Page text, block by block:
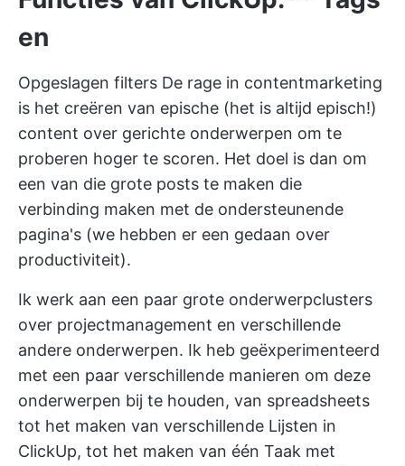
en
Opgeslagen filters De rage in contentmarketing
is het creëren van epische (het is altijd episch!)
content over gerichte onderwerpen om te
proberen hoger te scoren. Het doel is dan om
een van die grote posts te maken die
verbinding maken met de ondersteunende
pagina's (we hebben er een gedaan over
productiviteit).
Ik werk aan een paar grote onderwerpclusters
over projectmanagement en verschillende
andere onderwerpen. Ik heb geëxperimenteerd
met een paar verschillende manieren om deze
onderwerpen bij te houden, van spreadsheets
tot het maken van verschillende Lijsten in
ClickUp, tot het maken van één Taak met